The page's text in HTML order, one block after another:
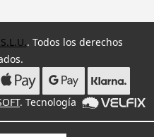
. Todos los derechos
. Tecnología